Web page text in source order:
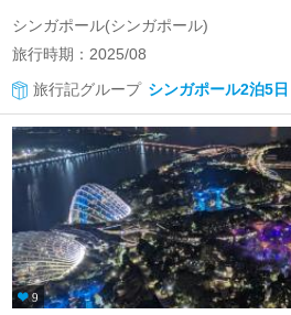
シンガポール(シンガポール)
旅行時期：2025/08
旅行記グループ シンガポール2泊5
9